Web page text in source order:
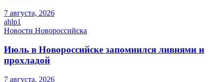
7 августа, 2026
ahlp1
Новости Новороссийска
Июль в Новороссийске запомнился ливнями и
прохладой
7 августа, 2026